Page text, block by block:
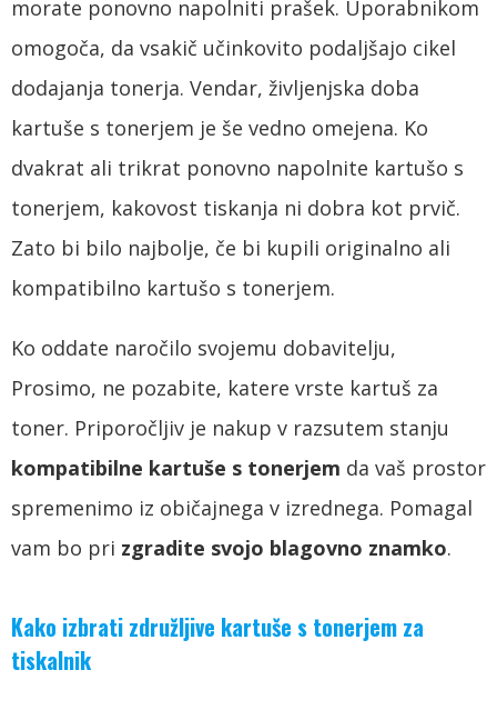
morate ponovno napolniti prašek. Uporabnikom
omogoča, da vsakič učinkovito podaljšajo cikel
dodajanja tonerja. Vendar, življenjska doba
kartuše s tonerjem je še vedno omejena. Ko
dvakrat ali trikrat ponovno napolnite kartušo s
tonerjem, kakovost tiskanja ni dobra kot prvič.
Zato bi bilo najbolje, če bi kupili originalno ali
kompatibilno kartušo s tonerjem.
Ko oddate naročilo svojemu dobavitelju,
Prosimo, ne pozabite, katere vrste kartuš za
toner. Priporočljiv je nakup v razsutem stanju
kompatibilne kartuše s tonerjem da vaš prostor
spremenimo iz običajnega v izrednega. Pomagal
vam bo pri zgradite svojo blagovno znamko.
Kako izbrati združljive kartuše s tonerjem za
tiskalnik